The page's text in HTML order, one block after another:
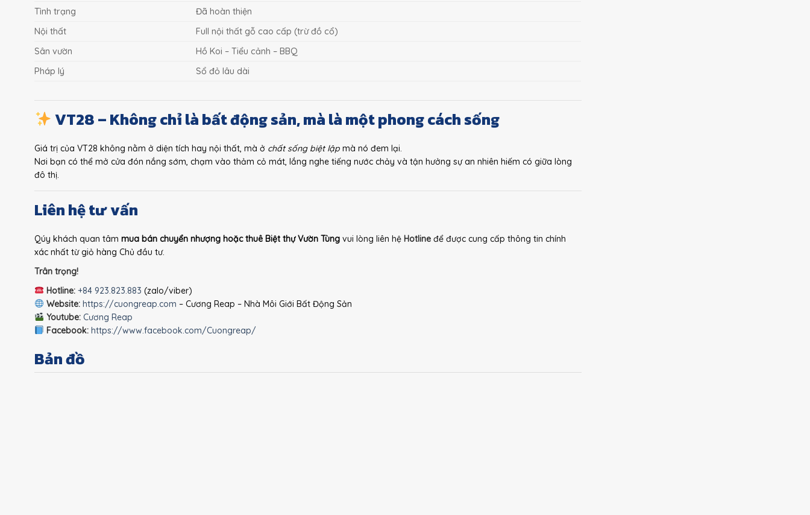
Tình trạng
Đã hoàn thiện
Nội thất
Full nội thất gỗ cao cấp (trừ đồ cổ)
Sân vườn
Hồ Koi – Tiểu cảnh – BBQ
Pháp lý
Sổ đỏ lâu dài
VT28 – Không chỉ là bất động sản, mà là một phong cách sống
Giá trị của VT28 không nằm ở diện tích hay nội thất, mà ở chất sống biệt lập mà nó đem lại.
Nơi bạn có thể mở cửa đón nắng sớm, chạm vào thảm cỏ mát, lắng nghe tiếng nước chảy và tận hưởng sự an nhiên hiếm có giữa lòng
đô thị.
Liên hệ tư vấn
Qúy khách quan tâm mua bán chuyển nhượng hoặc thuê Biệt thự Vườn Tùng vui lòng liên hệ Hotline để được cung cấp thông tin chính
xác nhất từ giỏ hàng Chủ đầu tư.
Trân trọng!
Hotline: +84 923.823.883 (zalo/viber)
Website: https://cuongreap.com – Cương Reap – Nhà Môi Giới Bất Động Sản
Youtube: Cương Reap
Facebook: https://www.facebook.com/Cuongreap/
Bản đồ